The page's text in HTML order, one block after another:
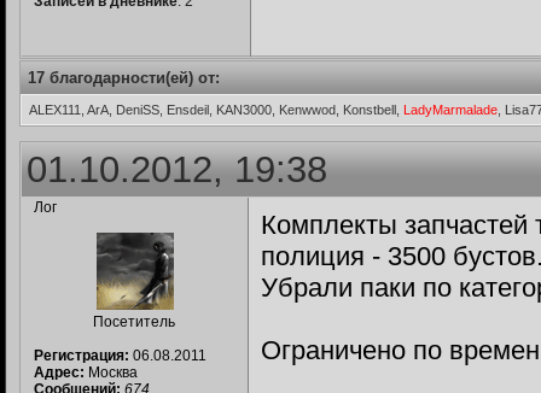
17 благодарности(ей) от:
ALEX111, ArA, DeniSS, Ensdeil, KAN3000, Kenwwod, Konstbell, LadyMarmalade ,
01.10.2012, 19:38
Лог
Посетитель
Регистрация: 06.08.2011
Адрес: Москва
Сообщений: 674
Комплекты запчастей
полиция - 3500
Убрали паки по
Ограничено по